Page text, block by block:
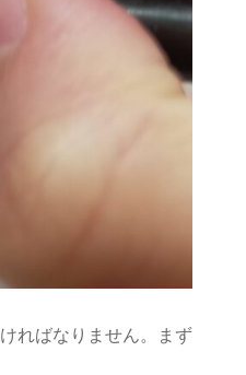
ればなりません。 まず